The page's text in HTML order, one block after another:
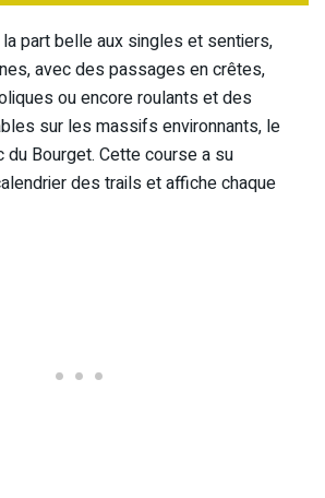
part belle aux singles et sentiers,
avec des passages en crêtes,
ou encore roulants et des
sur les massifs environnants, le
Bourget. Cette course a su
des trails et affiche chaque